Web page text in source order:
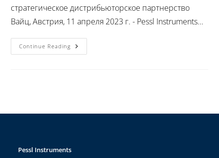
стратегическое дистрибьюторское партнерство
Вайц, Австрия, 11 апреля 2023 г. - Pessl Instruments...
Continue Reading
Pessl Instruments